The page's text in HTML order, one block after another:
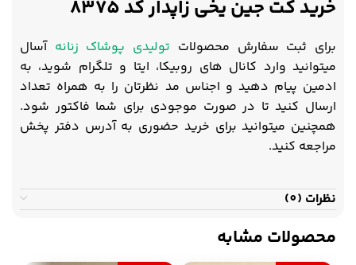
خرید کت جین یخی زاپدار کد 8375
برای ثبت سفارش محصولات تولیدی پوشاک زنانه آسال
میتوانید وارد کانال های روبیکا، ایتا و تلگرام شوید، به
ادمین پیام دهید و اجناس مد نظرتان را به همراه تعداد
ارسال کنید تا در صورت موجودی برای شما فاکتور شود.
همچنین میتوانید برای خرید حضوری به آدرس دفتر پخش
مراجعه کنید.
نظرات (0)
محصولات مشابه